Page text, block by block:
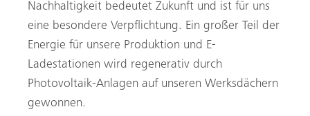
Nachhaltigkeit bedeutet Zukunft und ist für uns
eine besondere Verpflichtung. Ein großer Teil der
Energie für unsere Produktion und E-
Ladestationen wird regenerativ durch
Photovoltaik-Anlagen auf unseren Werksdächern
gewonnen.